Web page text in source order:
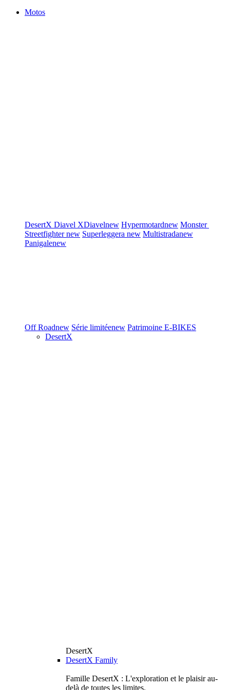
Motos
DesertX Diavel XDiavelnew Hypermotardnew Monster
Streetfighternew Superleggera new Multistradanew
Panigalenew
Off Roadnew Série limitéenew Patrimoine E-BIKES
DesertX
DesertX
DesertX Family
Famille DesertX : L'exploration et le plaisir au-
delà de toutes les limites.